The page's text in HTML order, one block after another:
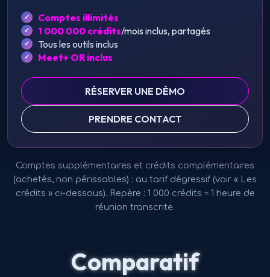
Comptes illimités
1 000 000 crédits/mois inclus, partagés
Tous les outils inclus
Meet+ OR inclus
RÉSERVER UNE DÉMO
PRENDRE CONTACT
Comptes supplémentaires et crédits complémentaires
(achetés, non périssables) : au tarif dégressif (voir « Les
crédits » ci-dessous). Repère : 1 000 crédits = 1 heure de
réunion transcrite.
Comparatif